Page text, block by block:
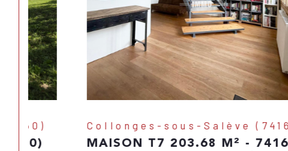
Collonges-sous-Salève (74160)
MAISON T7 203.68 M² - 74160